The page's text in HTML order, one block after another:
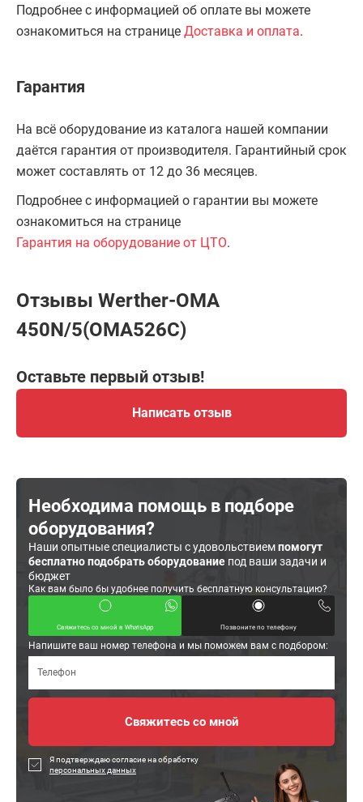
Подробнее с информацией об оплате вы можете
ознакомиться на странице Доставка и оплата.
Гарантия
На всё оборудование из каталога нашей компании
даётся гарантия от производителя. Гарантийный срок
может составлять от 12 до 36 месяцев.
Подробнее с информацией о гарантии вы можете
ознакомиться на странице
Гарантия на оборудование от ЦТО.
Отзывы Werther-OMA
450N/5(OMA526C)
Оставьте первый отзыв!
Написать отзыв
Необходима помощь в подборе
оборудования?
Наши опытные специалисты с удовольствиемпомогут
бесплатно подобрать оборудование под ваши задачи и
бюджет
Как вам было бы удобнее получить бесплатную консультацию?
Свяжитесь со мной в WhatsApp Позвоните по телефону
Напишите ваш номер телефона и мы поможем вам с подбором:
Я подтверждаю согласие на обработку
персональных данных